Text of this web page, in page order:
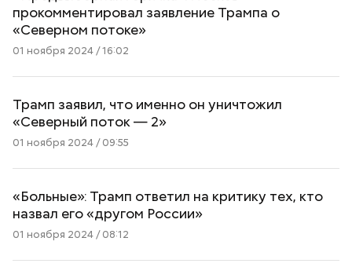
прокомментировал заявление Трампа о
«Северном потоке»
01 ноября 2024 / 16:02
Трамп заявил, что именно он уничтожил
«Северный поток — 2»
01 ноября 2024 / 09:55
«Больные»: Трамп ответил на критику тех, кто
назвал его «другом России»
01 ноября 2024 / 08:12